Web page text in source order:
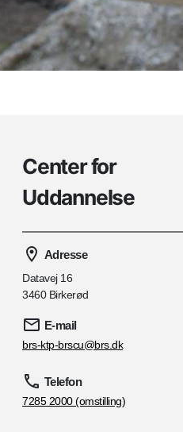
Center for
Uddannelse
Adresse
Datavej 16
3460 Birkerød
E-mail
brs-ktp-brscu@brs.dk
Telefon
7285 2000 (omstilling)